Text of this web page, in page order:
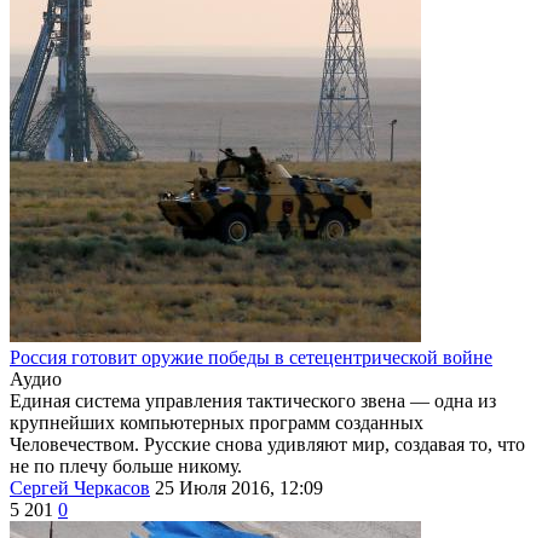
Россия готовит оружие победы в сетецентрической войне
Аудио
Единая система управления тактического звена — одна из
крупнейших компьютерных программ созданных
Человечеством. Русские снова удивляют мир, создавая то, что
не по плечу больше никому.
Сергей Черкасов 25 Июля 2016, 12:09
5 201 0